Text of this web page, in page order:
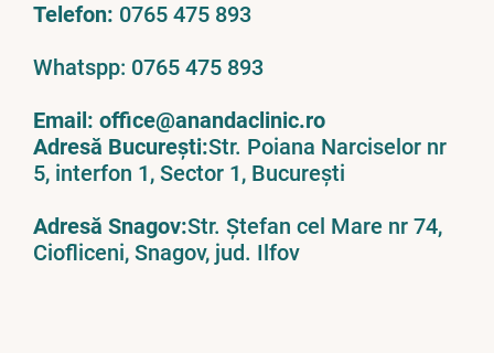
Telefon: 0765 475 893
Whatspp: 0765 475 893
Email: office@anandaclinic.ro
Adresă București:Str. Poiana Narciselor nr
5, interfon 1, Sector 1, București
Adresă Snagov:Str. Ștefan cel Mare nr 74,
Ciofliceni, Snagov, jud. Ilfov